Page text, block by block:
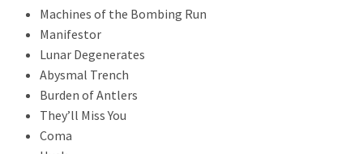
Machines of the Bombing Run
Manifestor
Lunar Degenerates
Abysmal Trench
Burden of Antlers
They’ll Miss You
Coma